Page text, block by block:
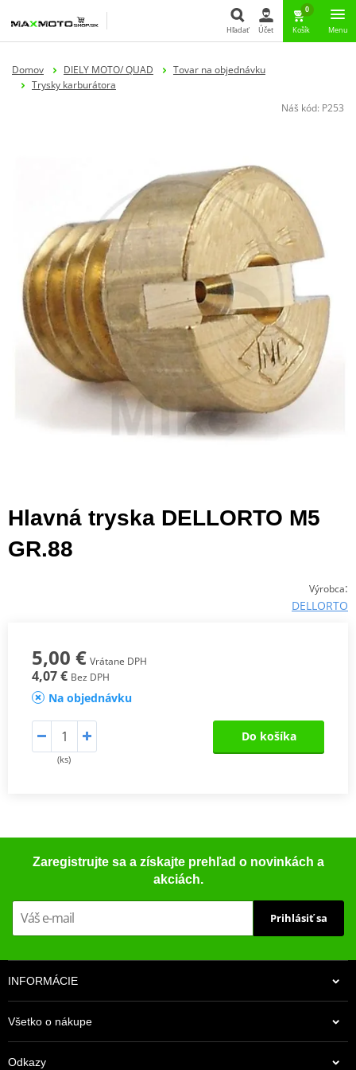
Hľadať Účet
0
Košík Menu
Domov DIELY MOTO/ QUAD
Tovar na objednávku
Trysky karburátora
Náš kód: P253
Hlavná tryska DELLORTO M5
GR.88
Výrobca:
DELLORTO
5,00 € Vrátane DPH
4,07 € Bez DPH
Na objednávku
(ks)
Do košíka
Zaregistrujte sa a získajte prehľad o novinkách a
akciách.
Prihlásiť sa
INFORMÁCIE
Všetko o nákupe
Odkazy